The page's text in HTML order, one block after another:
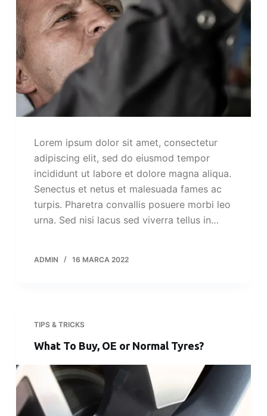
Lorem ipsum dolor sit amet, consectetur
adipiscing elit, sed do eiusmod tempor
incididunt ut labore et dolore magna aliqua.
Senectus et netus et malesuada fames ac
turpis. Pharetra convallis posuere morbi leo
urna. Sed nisi lacus sed viverra tellus in…
ADMIN 16 MARCA 2022
TIPS & TRICKS
What To Buy, OE or Normal Tyres?